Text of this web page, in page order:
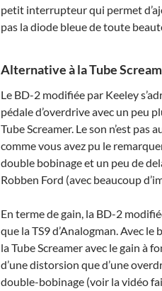
petit interrupteur qui permet
pas la diode bleue de toute
Alternative à la Tube
Le BD-2 modifiée par Keeley
pédale d’overdrive avec un peu
Tube Screamer. Le son n’est pas
comme vous avez pu le
double bobinage et un peu de
Robben Ford (avec beaucoup
En terme de gain, la BD-2
que la TS9 d’Analogman. Avec
la Tube Screamer avec le gain à
d’une distorsion que d’une
double-bobinage (voir la vidéo